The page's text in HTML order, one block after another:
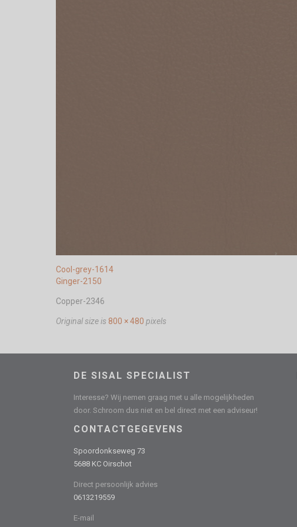
Cool-grey-1614
Ginger-2150
Copper-2346
Original size is 800 × 480 pixels
DE SISAL SPECIALIST
Interesse? Wij nemen graag met u alle mogelijkheden
door. Schroom dus niet en bel direct met een adviseur!
CONTACTGEGEVENS
Spoordonkseweg 73
5688 KC Oirschot
Direct persoonlijk advies
0613219559
E-mail